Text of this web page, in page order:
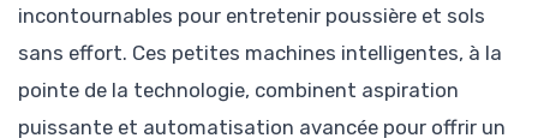
incontournables pour entretenir poussière et sols
sans effort. Ces petites machines intelligentes, à la
pointe de la technologie, combinent aspiration
puissante et automatisation avancée pour offrir un